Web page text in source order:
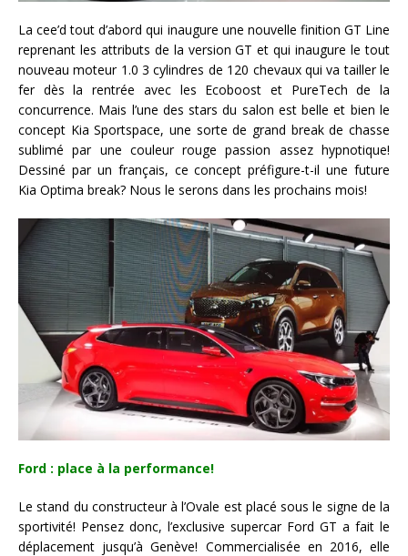
La cee’d tout d’abord qui inaugure une nouvelle finition GT Line
reprenant les attributs de la version GT et qui inaugure le tout
nouveau moteur 1.0 3 cylindres de 120 chevaux qui va tailler le
fer dès la rentrée avec les Ecoboost et PureTech de la
concurrence. Mais l’une des stars du salon est belle et bien le
concept Kia Sportspace, une sorte de grand break de chasse
sublimé par une couleur rouge passion assez hypnotique!
Dessiné par un français, ce concept préfigure-t-il une future
Kia Optima break? Nous le serons dans les prochains mois!
Ford : place à la performance!
Le stand du constructeur à l’Ovale est placé sous le signe de la
sportivité! Pensez donc, l’exclusive supercar Ford GT a fait le
déplacement jusqu’à Genève! Commercialisée en 2016, elle